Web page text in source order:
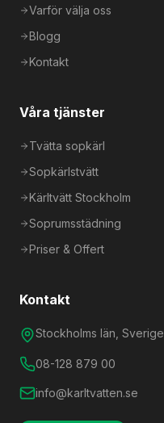
Varför välja oss
Blogg
Kontakt
Våra tjänster
Tvätta sopkärl
Sopkärlstvätt
Kärltvätt Stockholm
Soprumsstädning
Priser & Offert
Kontakt
Stockholms län, Sverige
08-128 879 00
info@karltvatten.se